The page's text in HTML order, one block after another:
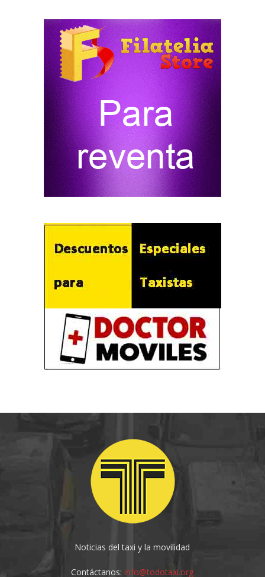
Noticias del taxi y la movilidad
Contáctanos:info@todotaxi.org